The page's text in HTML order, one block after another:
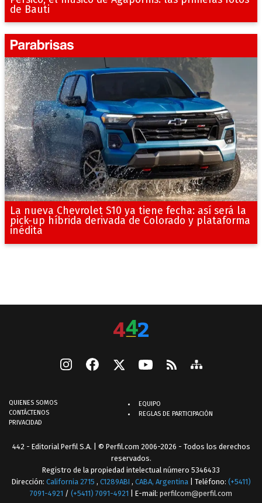
de Bauti
La nueva Chevrolet S10 ya tiene fecha: así será la
pick-up híbrida derivada de Colorado y plataforma
inédita
QUIENES SOMOS
CONTÁCTENOS
PRIVACIDAD
EQUIPO
REGLAS DE PARTICIPACIÓN
442 - Editorial Perfil S.A. | © Perfil.com 2006-2026 - Todos los derechos
reservados.
Registro de la propiedad intelectual número 5346433
Dirección: California 2715 , C1289ABI , CABA, Argentina | Teléfono: (+5411)
7091-4921 / (+5411) 7091-4921 | E-mail: perfilcom@perfil.com